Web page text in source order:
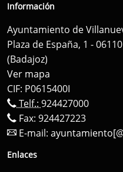
Información
Ayuntamiento de
Plaza de España, 1 -
(Badajoz)
Ver mapa
CIF: P0615400I
Telf.: 924427000
Fax: 924427223
E-mail:
Enlaces